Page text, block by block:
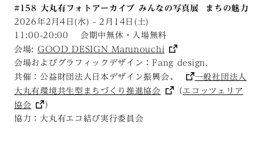
#158 大丸有フォトアーカイブ みんなの写真展 まちの魅力
2026年2月4日(水) - 2月14日(土)
11:00-20:00 会期中無休・入場無料
会場: GOOD DESIGN Marunouchi
会場およびグラフィックデザイン：Fang design.
共催：公益財団法人日本デザイン振興会、
一般社団法人
大丸有環境共生型まちづくり推進協会
（ エコッツェリア
協会
）
協力：大丸有エコ結び実行委員会